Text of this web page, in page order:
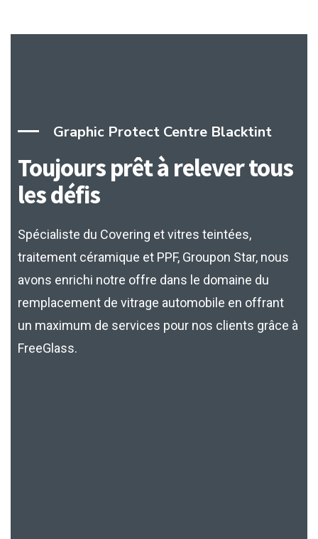
Graphic Protect Centre Blacktint
Toujours prêt à relevertous
les défis
Spécialiste du Covering et vitres teintées,
traitement céramique et PPF, Groupon Star, nous
avons enrichi notre offre dans le domaine du
remplacement de vitrage automobile en offrant
un maximum de services pour nos clients grâce à
FreeGlass.